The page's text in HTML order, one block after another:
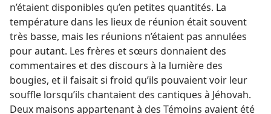
n’étaient disponibles qu’en petites quantités. La
température dans les lieux de réunion était souvent
très basse, mais les réunions n’étaient pas annulées
pour autant. Les frères et sœurs donnaient des
commentaires et des discours à la lumière des
bougies, et il faisait si froid qu’ils pouvaient voir leur
souffle lorsqu’ils chantaient des cantiques à Jéhovah.
Deux maisons appartenant à des Témoins avaient été